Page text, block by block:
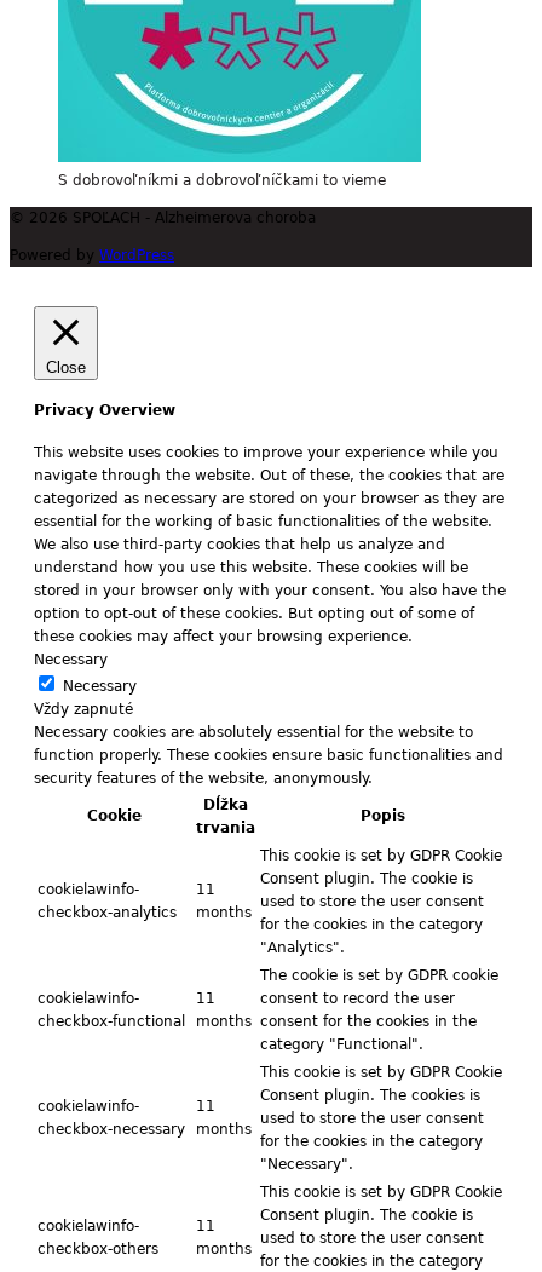
S dobrovoľníkmi a dobrovoľníčkami to vieme
© 2026 SPOĽACH - Alzheimerova choroba
Powered by WordPress
Close
Privacy Overview
This website uses cookies to improve your experience while you
navigate through the website. Out of these, the cookies that are
categorized as necessary are stored on your browser as they are
essential for the working of basic functionalities of the website.
We also use third-party cookies that help us analyze and
understand how you use this website. These cookies will be
stored in your browser only with your consent. You also have the
option to opt-out of these cookies. But opting out of some of
these cookies may affect your browsing experience.
Necessary
Necessary
Vždy zapnuté
Necessary cookies are absolutely essential for the website to
function properly. These cookies ensure basic functionalities and
security features of the website, anonymously.
Cookie
Dĺžka
trvania
Popis
cookielawinfo-
checkbox-analytics
11
months
This cookie is set by GDPR Cookie
Consent plugin. The cookie is
used to store the user consent
for the cookies in the category
"Analytics".
cookielawinfo-
checkbox-functional
11
months
The cookie is set by GDPR cookie
consent to record the user
consent for the cookies in the
category "Functional".
cookielawinfo-
checkbox-necessary
11
months
This cookie is set by GDPR Cookie
Consent plugin. The cookies is
used to store the user consent
for the cookies in the category
"Necessary".
cookielawinfo-
checkbox-others
11
months
This cookie is set by GDPR Cookie
Consent plugin. The cookie is
used to store the user consent
for the cookies in the category